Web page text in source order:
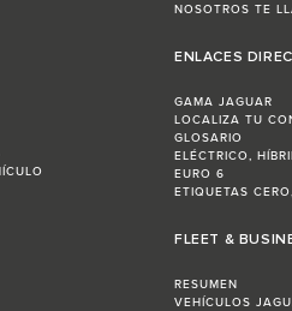
NOSOTROS TE
ENLACES
GAMA JAGUAR
LOCALIZA TU
GLOSARIO
ELÉCTRICO,
EURO 6
ETIQUETAS
FLEET &
RESUMEN
VEHÍCULOS